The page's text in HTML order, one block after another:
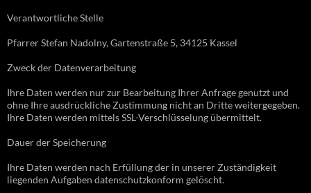
Verantwortliche Stelle
Pfarrer Stefan Nadolny, Gartenstraße 5, 34125 Kassel
Zweck der Datenverarbeitung
Ihre Daten werden nur zur Bearbeitung Ihrer Anfrage genutzt und
ohne Ihre ausdrückliche Zustimmung nicht an Dritte weitergegeben.
Ihre Daten werden mittels SSL-Verschlüsselung übermittelt.
Dauer der Speicherung
Ihre Daten werden nach Erfüllung der in unserer Zuständigkeit
liegenden Aufgaben datenschutzkonform gelöscht.